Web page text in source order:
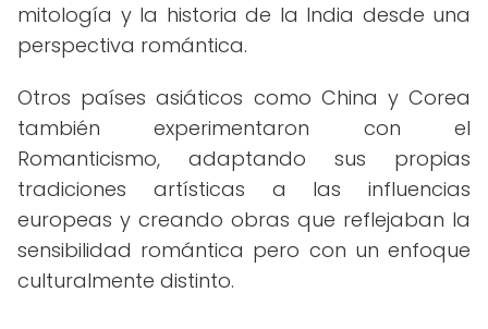
mitología y la historia de la India desde una
perspectiva romántica.
Otros países asiáticos como China y Corea
también experimentaron con el
Romanticismo, adaptando sus propias
tradiciones artísticas a las influencias
europeas y creando obras que reflejaban la
sensibilidad romántica pero con un enfoque
culturalmente distinto.